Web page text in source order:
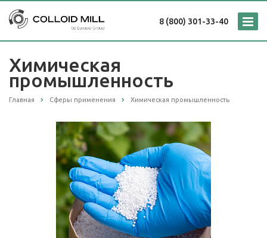
8 (800) 301-33-40
Химическая
промышленность
Главная Сферы применения Химическая промышленность